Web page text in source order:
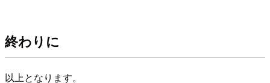
終わりに
以上となります。